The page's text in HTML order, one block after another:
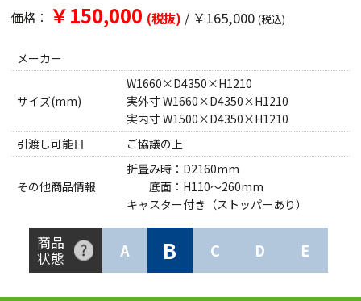
価格： ￥150,000 (税抜) / ￥165,000 (税込)
メーカー
サイズ(mm)
W1660×D4350×H1210
実外寸 W1660×D4350×H1210
実内寸 W1500×D4350×H1210
引渡し可能日
ご協議の上
その他商品情報
折畳み時：D2160mm
底面：H110～260mm
キャスター付き（ストッパーあり）
商品
状態
A B C D E